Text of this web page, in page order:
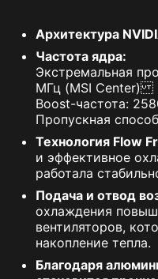
Архитектура
Частота ядра:
Экстремальная
МГц (MSI Center)
Boost-частота:
Пропускная
Технология Flow
и эффективное
работала
Подача и отвод
охлаждения
вентиляторов,
накопление тепла.
Благодаря